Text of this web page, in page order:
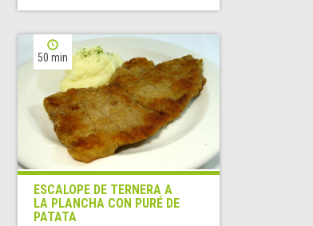
50 min
ESCALOPE DE TERNERA A
LA PLANCHA CON PURÉ DE
PATATA